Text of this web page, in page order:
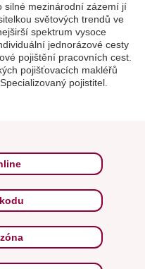
silné mezinárodní zázemí jí
světových trendů ve
spektrum vysoce
jednorázové cesty
pojištění pracovních cest.
pojišťovacích makléřů
pojistitel.